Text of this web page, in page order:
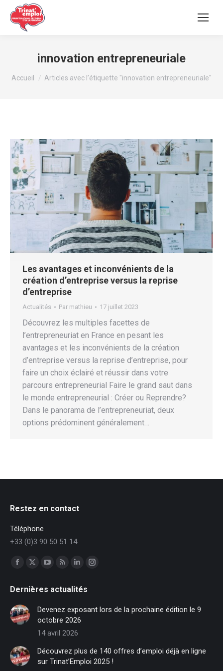
innovation entrepreneuriale
Vous êtes ici :
Accueil Articles avec l’étiquette "innovation entrepreneuriale"
Les avantages et inconvénients de la
création d’entreprise versus la reprise
d’entreprise
Actualités Par mathieu 17 juillet 2023
Découvrez les multiples facettes de
l’entrepreneuriat en France en pesant les
avantages et les inconvénients de la création
d’entreprise versus la reprise d’entreprise, pour
faire un choix éclairé et réussir dans votre
parcours entrepreneurial Faire le grand saut dans
le monde entrepreneurial : Créer ou Reprendre?
Dans le panorama de l’entrepreneuriat, deux
options prédominent généralement…
Restez en contact
Téléphone
+33 (0)3 90 50 51 14
Trouvez nous sur :
Facebook
opens
in
new
window
X
opens
new
window
opens
in
new
window
opens
in
new
window
LinkedIn
opens
in
new
window
Instagram
in
Dernières actualités
Devenez exposant lors de la prochaine édition le 9
octobre 2026
14 avril 2026
Découvrez plus de 140 offres d’emploi déjà en ligne
sur Trinat’Emploi 2025 !